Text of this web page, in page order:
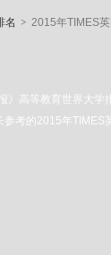
名 > 2015年TIMES
高等教育世界大
考的2015年TIMES